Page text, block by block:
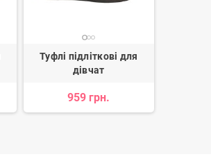
Туфлі підліткові для
дівчат
959 грн.